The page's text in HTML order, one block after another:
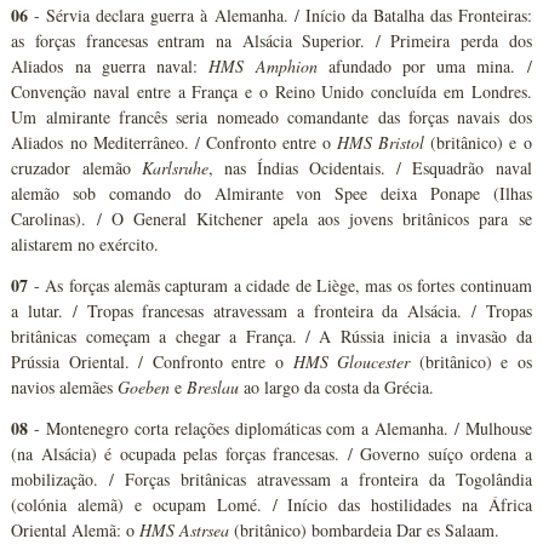
06 - Sérvia declara guerra à Alemanha. / Início da Batalha das Fronteiras:
as forças francesas entram na Alsácia Superior. / Primeira perda dos
Aliados na guerra naval: HMS Amphionafundado por uma mina. /
Convenção naval entre a França e o Reino Unido concluída em Londres.
Um almirante francês seria nomeado comandante das forças navais dos
Aliados no Mediterrâneo. / Confronto entre o HMS Bristol (britânico) e o
cruzador alemão Karlsruhe, nas Índias Ocidentais. / Esquadrão naval
alemão sob comando do Almirante von Spee deixa Ponape (Ilhas
Carolinas). / O General Kitchener apela aos jovens britânicos para se
alistarem no exército.
07 - As forças alemãs capturam a cidade de Liège, mas os fortes continuam
a lutar. / Tropas francesas atravessam a fronteira da Alsácia. / Tropas
britânicas começam a chegar a França. / A Rússia inicia a invasão da
Prússia Oriental. / Confronto entre o HMS Gloucester(britânico) e os
navios alemãesGoeben e Breslau ao largo da costa da Grécia.
08 - Montenegro corta relações diplomáticas com a Alemanha. / Mulhouse
(na Alsácia) é ocupada pelas forças francesas. / Governo suíço ordena a
mobilização. / Forças britânicas atravessam a fronteira da Togolândia
(colónia alemã) e ocupam Lomé. / Início das hostilidades na África
Oriental Alemã: o HMS Astrsea (britânico) bombardeia Dar es Salaam.